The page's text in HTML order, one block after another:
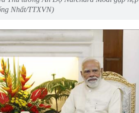
Nhất/TTXVN)